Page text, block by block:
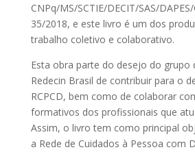
CNPq/MS/SCTIE/DECIT/SAS/DAPES/
35/2018, e este livro é um dos
trabalho coletivo e colaborativo.
Esta obra parte do desejo do grupo
Redecin Brasil de contribuir para o
RCPCD, bem como de colaborar
formativos dos profissionais que
Assim, o livro tem como principal
a Rede de Cuidados à Pessoa com